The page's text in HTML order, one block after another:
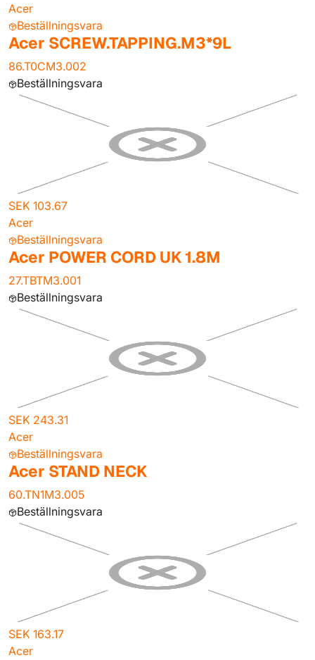
Acer
Beställningsvara
Acer SCREW.TAPPING.M3*9L
86.T0CM3.002
Beställningsvara
SEK 103.67
Acer
Beställningsvara
Acer POWER CORD UK 1.8M
27.TBTM3.001
Beställningsvara
SEK 243.31
Acer
Beställningsvara
Acer STAND NECK
60.TN1M3.005
Beställningsvara
SEK 163.17
Acer